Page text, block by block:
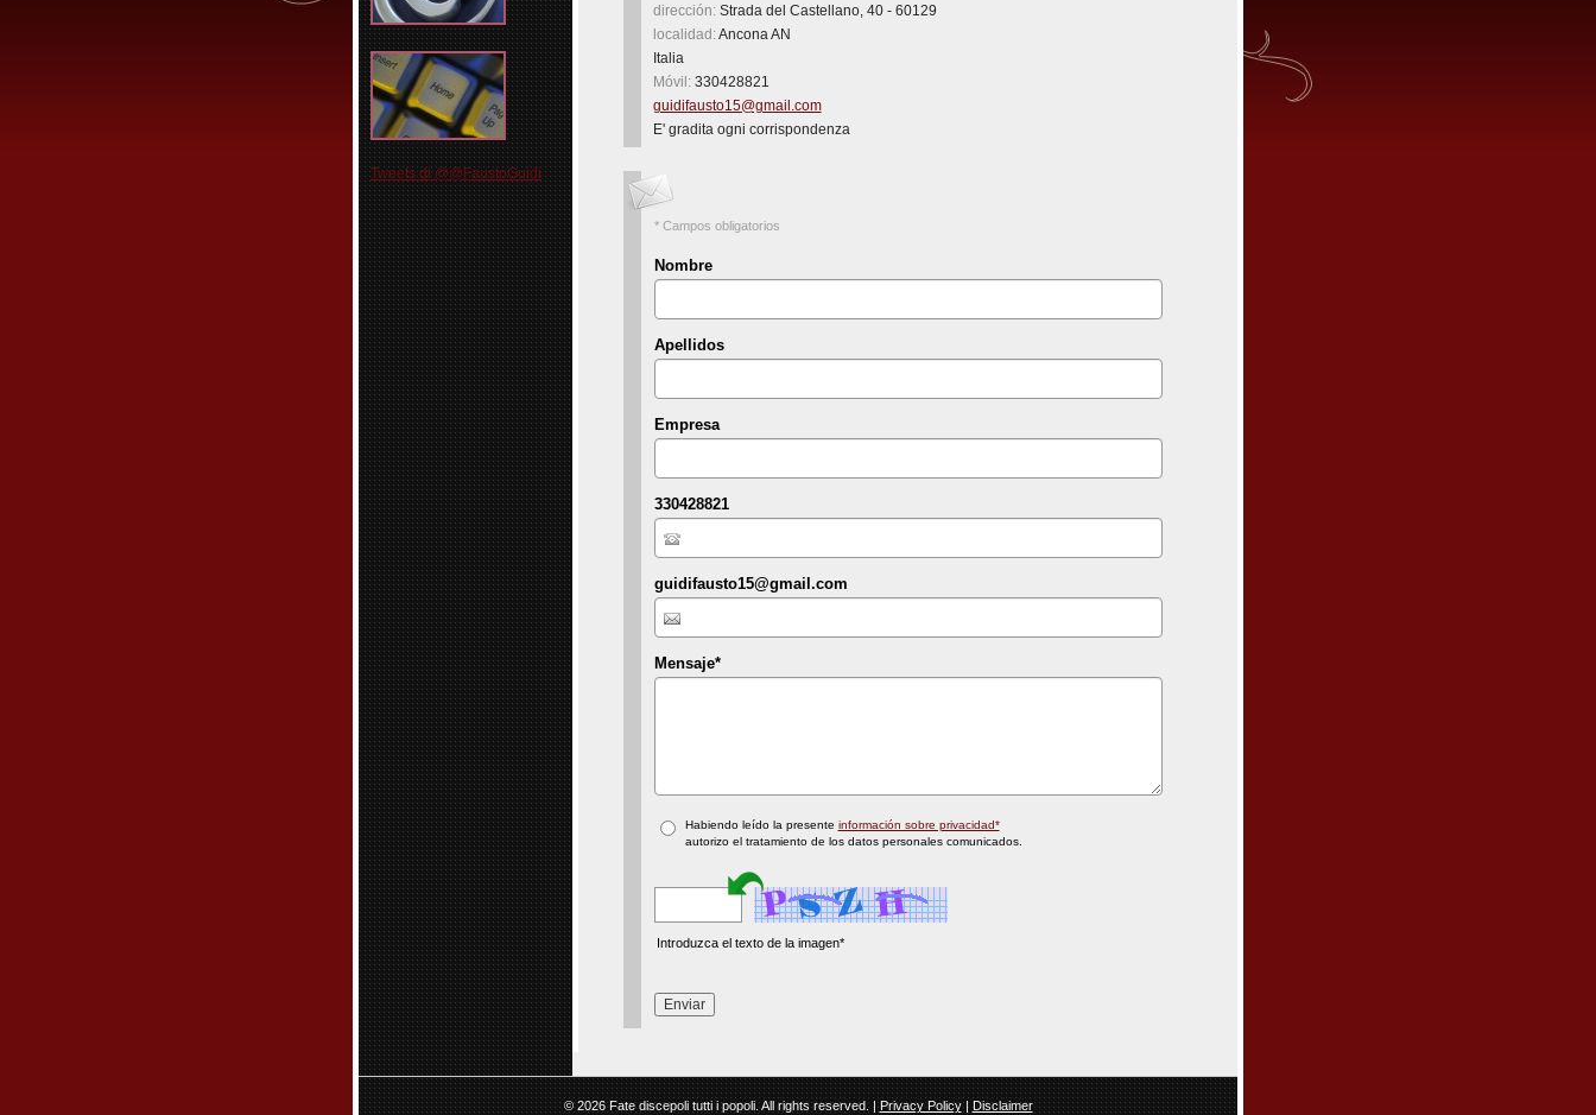
Tweets di @@FaustoGuidi
dirección:Strada del Castellano, 40 - 60129
localidad:AnconaAN
Italia
Móvil: 330428821
guidifausto15@gmail.com
E' gradita ogni corrispondenza
* Campos obligatorios
Nombre
Apellidos
Empresa
330428821
guidifausto15@gmail.com
Mensaje*
Habiendo leído la presente información sobre privacidad*
autorizo el tratamiento de los datos personales comunicados.
Introduzca el texto de la imagen*
© 2026 Fate discepoli tutti i popoli. All rights reserved. |Privacy Policy| Disclaimer